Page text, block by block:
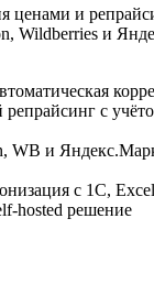
ценами и
Wildberries и
с
и
с 1С,
hosted решение